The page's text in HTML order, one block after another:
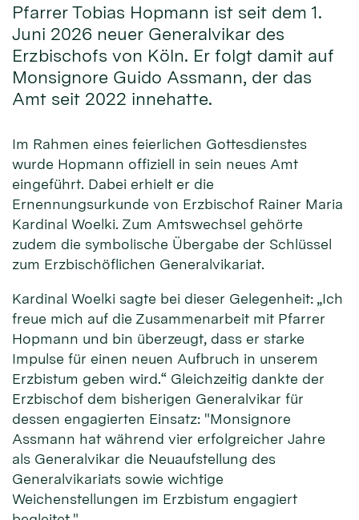
Pfarrer Tobias Hopmann ist seit dem 1.
Juni 2026 neuer Generalvikar des
Erzbischofs von Köln. Er folgt damit auf
Monsignore Guido Assmann, der das
Amt seit 2022 innehatte.
Im Rahmen eines feierlichen Gottesdienstes
wurde Hopmann offiziell in sein neues Amt
eingeführt. Dabei erhielt er die
Ernennungsurkunde von Erzbischof Rainer Maria
Kardinal Woelki. Zum Amtswechsel gehörte
zudem die symbolische Übergabe der Schlüssel
zum Erzbischöflichen Generalvikariat.
Kardinal Woelki sagte bei dieser Gelegenheit: „Ich
freue mich auf die Zusammenarbeit mit Pfarrer
Hopmann und bin überzeugt, dass er starke
Impulse für einen neuen Aufbruch in unserem
Erzbistum geben wird.“ Gleichzeitig dankte der
Erzbischof dem bisherigen Generalvikar für
dessen engagierten Einsatz: "Monsignore
Assmann hat während vier erfolgreicher Jahre
als Generalvikar die Neuaufstellung des
Generalvikariats sowie wichtige
Weichenstellungen im Erzbistum engagiert